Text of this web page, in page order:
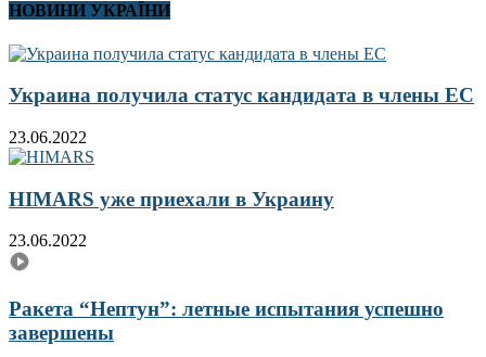
НОВИНИ УКРАЇНИ
Украина получила статус кандидата в члены ЕС
23.06.2022
HIMARS уже приехали в Украину
23.06.2022
Ракета “Нептун”: летные испытания успешно
завершены